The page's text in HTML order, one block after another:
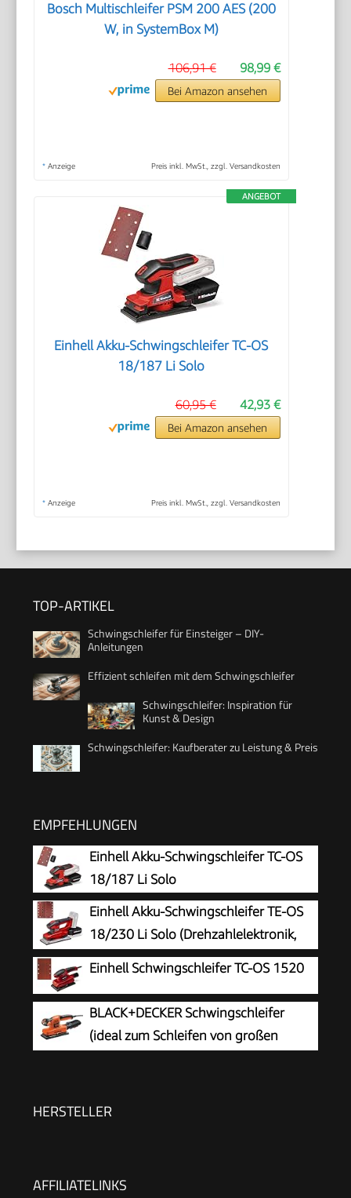
Bosch Multischleifer PSM 200 AES (200
W, in SystemBox M)
98,99 €
106,91 €
Bei Amazon ansehen
* Anzeige Preis inkl. MwSt., zzgl. Versandkosten
ANGEBOT
Einhell Akku-Schwingschleifer TC-OS
18/187 Li Solo
42,93 €
60,95 €
Bei Amazon ansehen
* Anzeige Preis inkl. MwSt., zzgl. Versandkosten
TOP-ARTIKEL
Schwingschleifer für Einsteiger – DIY-
Anleitungen
Effizient schleifen mit dem Schwingschleifer
Schwingschleifer: Inspiration für
Kunst & Design
Schwingschleifer: Kaufberater zu Leistung & Preis
EMPFEHLUNGEN
Einhell Akku-Schwingschleifer TC-OS
18/187 Li Solo
Einhell Akku-Schwingschleifer TE-OS
18/230 Li Solo (Drehzahlelektronik,
Micro-Klett, Fußplatte aus Aluminium,
Staubfangsack, inkl. 3x Schleifpapier, ohne Akku
und Ladegerät)
Einhell Schwingschleifer TC-OS 1520
BLACK+DECKER Schwingschleifer
(ideal zum Schleifen von großen
Geschwindigkeit, inkl. 5x Schleifpapier & Koffer)
HERSTELLER
AFFILIATELINKS